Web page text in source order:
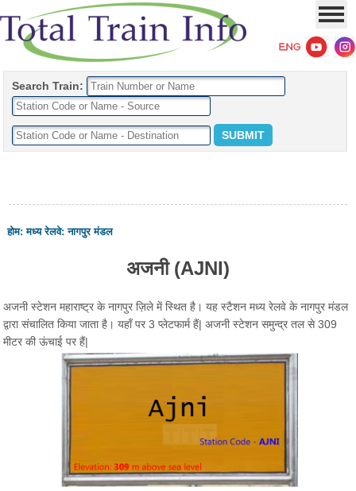
Search Train:
होम:मध्य रेलवे:नागपुर मंडल
अजनी (AJNI)
अजनी स्टेशन महाराष्ट्र के नागपुर ज़िले में स्थित है। यह स्टैशन मध्य रेलवे के नागपुर मंडल
द्वारा संचालित किया जाता है। यहाँ पर 3 प्लेटफार्म हैं| अजनी स्टेशन समुन्द्र तल से 309
मीटर की ऊंचाई पर हैं|